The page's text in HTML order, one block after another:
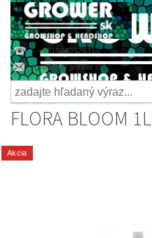
+421904052931
grower@grower.sk
FLORA BLOOM 1L
Akcia